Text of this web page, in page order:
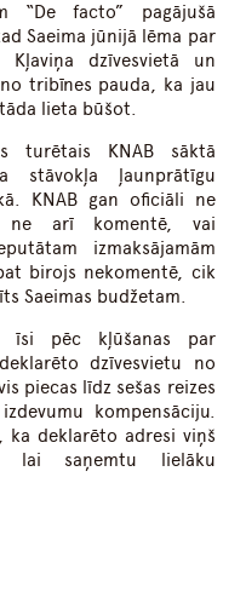
“De facto” pagājušā
Saeima jūnijā lēma par
dzīvesvietā un
tribīnes pauda, ka jau
lieta būšot.
turētais KNAB sāktā
stāvokļa ļaunprātīgu
KNAB gan oficiāli ne
ne arī komentē, vai
izmaksājamām
birojs nekomentē, cik
Saeimas budžetam.
īsi pēc kļūšanas par
dzīvesvietu no
piecas līdz sešas reizes
kompensāciju.
ka deklarēto adresi viņš
lai saņemtu lielāku